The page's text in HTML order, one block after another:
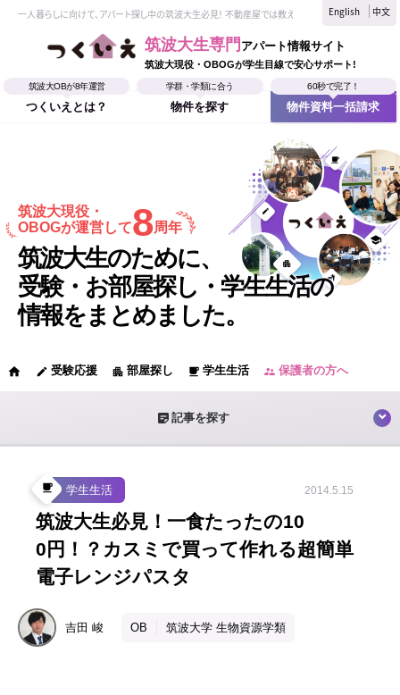
一人暮らしに向けて、アパート探し中の筑波大生必見！ 不動産屋では教えてくれない、筑波大生なら
English 中文
筑波大生専門 アパート情報サイト
筑波大現役・OBOGが学生目線で安心サポート!
筑波大OBが8年運営
つくいえとは？
学群・学類に合う
物件を探す
60秒で完了！
物件資料一括請求
筑波大現役・
OBOGが運営して8周年
筑波大生のために、
受験・お部屋探し・学生生活の
情報をまとめました。
home edit 受験応援 apartment 部屋探し local_cafe 学生生活 supervisor_account 保護者の方へ
sticky_note_2 記事を探す
local_cafe 学生生活 2014.5.15
筑波大生必見！一食たったの10
0円！？カスミで買って作れる超簡単
電子レンジパスタ
吉田 峻 OB 筑波大学 生物資源学類